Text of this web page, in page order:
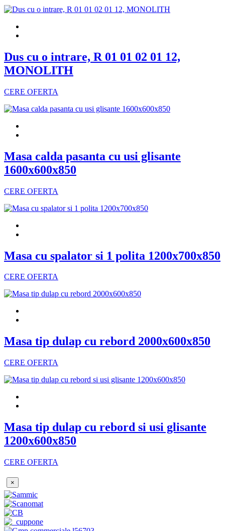
Dus cu o intrare, R 01 01 02 01 12,
MONOLITH
CERE OFERTA
Masa calda pasanta cu usi glisante
1600x600x850
CERE OFERTA
Masa cu spalator si 1 polita 1200x700x850
CERE OFERTA
Masa tip dulap cu rebord 2000x600x850
CERE OFERTA
Masa tip dulap cu rebord si usi glisante
1200x600x850
CERE OFERTA
×